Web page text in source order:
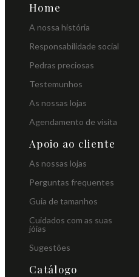
Home
A nossa história
Responsabilidade social
Pedras preciosas
Testemunhos
As nossas lojas
Agendamento de visita
Apoio ao cliente
As nossas lojas
Perguntas frequentes
Guia de tamanhos
Cuidados com as suas
jóias
Sugestões
Catálogo